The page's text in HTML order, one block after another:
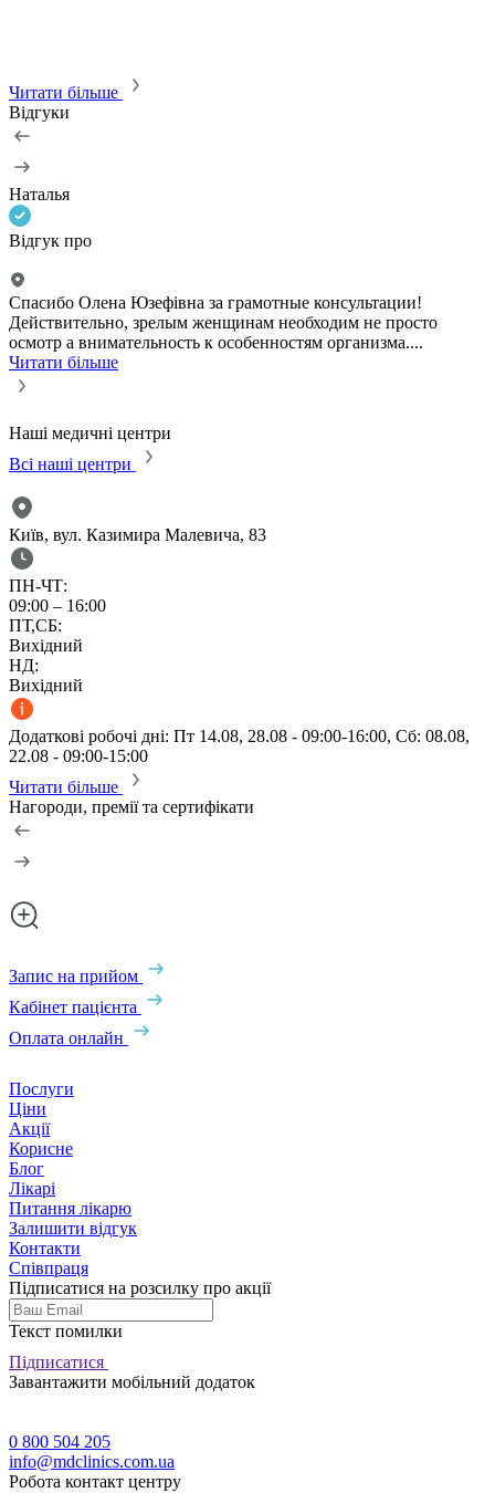
Читати більше
Відгуки
Наталья
Відгук про
Спасибо Олена Юзефiвна за грамотные консультации!
Действительно, зрелым женщинам необходим не просто
осмотр а внимательность к особенностям организма....
Читати більше
Наші медичні центри
Всі наші центри
Київ, вул. Казимира Малевича, 83
ПН-ЧТ:
09:00 – 16:00
ПТ,СБ:
Вихідний
НД:
Вихідний
Додаткові робочі дні: Пт 14.08, 28.08 - 09:00-16:00, Сб: 08.08,
22.08 - 09:00-15:00
Читати більше
Нагороди, премії та сертифікати
Запис на прийом
Кабінет пацієнта
Оплата онлайн
Послуги
Ціни
Акції
Корисне
Блог
Лікарі
Питання лікарю
Залишити відгук
Контакти
Співпраця
Підписатися на розсилку про акції
Текст помилки
Підписатися
Завантажити мобільний додаток
0 800 504 205
info@mdclinics.com.ua
Робота контакт центру